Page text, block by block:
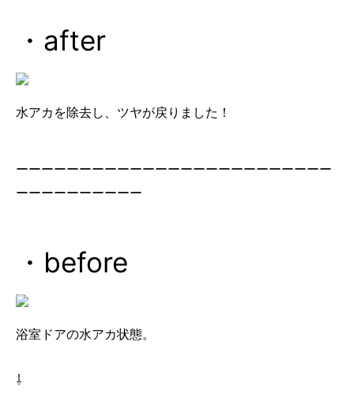
・after
水アカを除去し、ツヤが戻りました！
ーーーーーーーーーーーーーーーーーーーーーーーーー
ーーーーーーーーーー
・before
浴室ドアの水アカ状態。
⇩